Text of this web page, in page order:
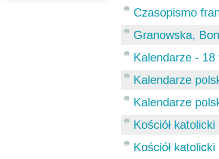
Czasopismo
Granowska,
Kalendarze - 18
Kalendarze
Kalendarze
Kościół
Kościół